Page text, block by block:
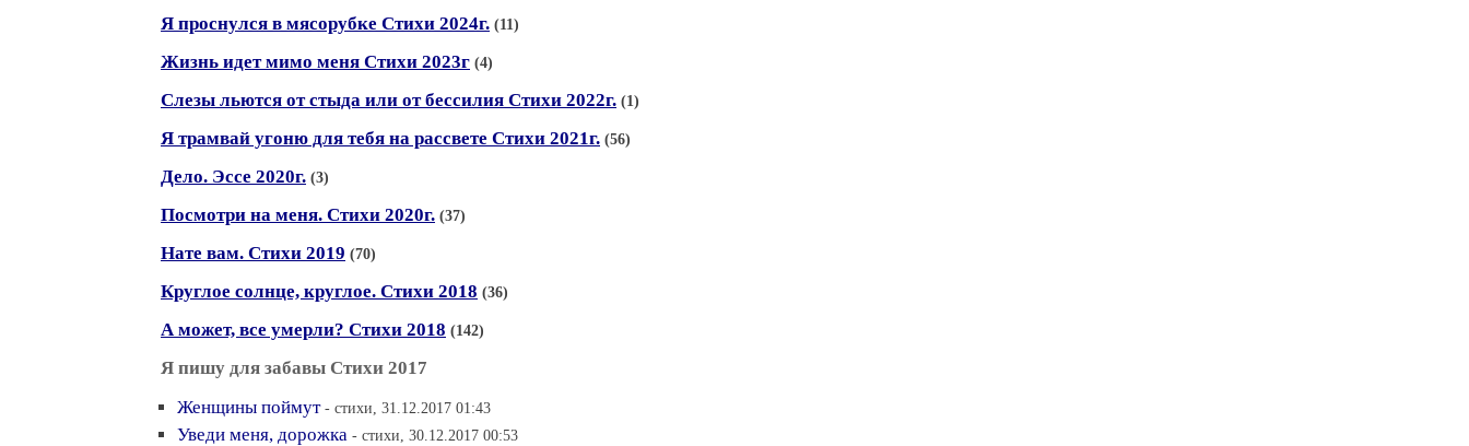
Я проснулся в мясорубке Стихи 2024г. (11)
Жизнь идет мимо меня Стихи 2023г (4)
Слезы льются от стыда или от бессилия Стихи 2022г. (1)
Я трамвай угоню для тебя на рассвете Стихи 2021г. (56)
Дело. Эссе 2020г. (3)
Посмотри на меня. Стихи 2020г. (37)
Нате вам. Стихи 2019 (70)
Круглое солнце, круглое. Стихи 2018 (36)
А может, все умерли? Стихи 2018 (142)
Я пишу для забавы Стихи 2017
Женщины поймут - стихи, 31.12.2017 01:43
Уведи меня, дорожка - стихи, 30.12.2017 00:53